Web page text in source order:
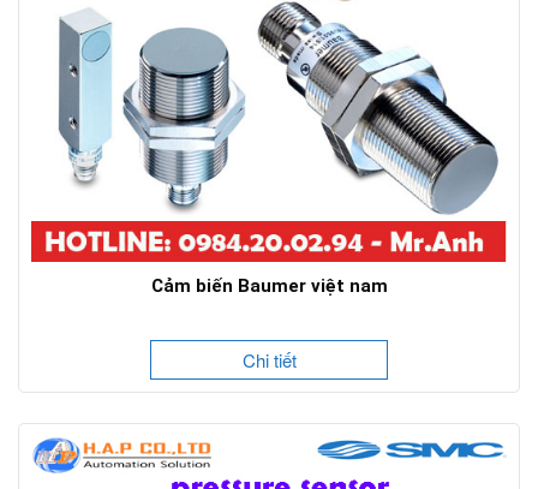
Cảm biến Baumer việt nam
Chi tiết